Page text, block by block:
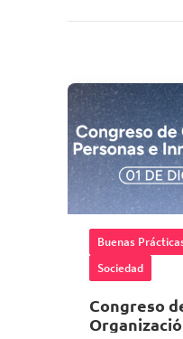
Buenas
Sociedad
Congreso